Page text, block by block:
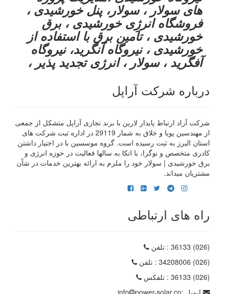
های سولار ، سولار، پنل خورشیدی ،
فروشگاه انرژِی خورشیدی ، برق
خورشیدی ، تامین برق با استفاده از
خورشیدی ، نیروگاه آنگرید، نیروگاه
آفگرید ، سولار ، انرژی تجدید پذیر ،
درباره شرکت آراپل
شرکت آراد ارتباط پایدار لارین با برند تجاری آراپل متشکل از جمعی
از مهندسین پویا و خلاق به شمار 29119 در اداره ثبت شرکت های
استان البرز به ثبت رسیده است. گروه موسسین با در اختیار داشتن
کادری متخصص و نوگرا، با اتکا به سالها فعالیت در حوزه انرژی و
برق خورشیدی | سولار خود را ملزم به ارائه بهترین خدمات در شاًن
مشتریان میداند.
راه های ارتباطی
(026) 36133
: تلفن
(026) 34208006
: تلفن
(026) 36133
: تلفکس
ایمیل :
info power-solar.co